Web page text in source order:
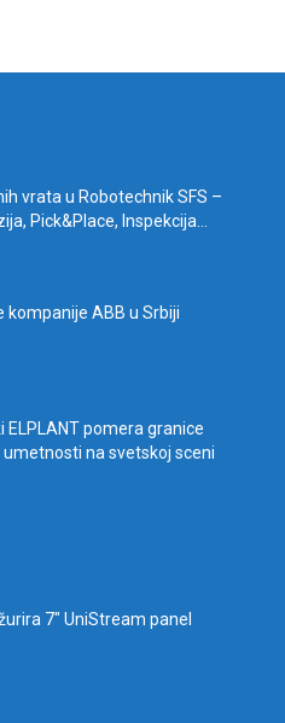
vrata u Robotechnik SFS –
Pick&Place, Inspekcija...
kompanije ABB u Srbiji
ELPLANT pomera granice
na svetskoj sceni
7″ UniStream panel